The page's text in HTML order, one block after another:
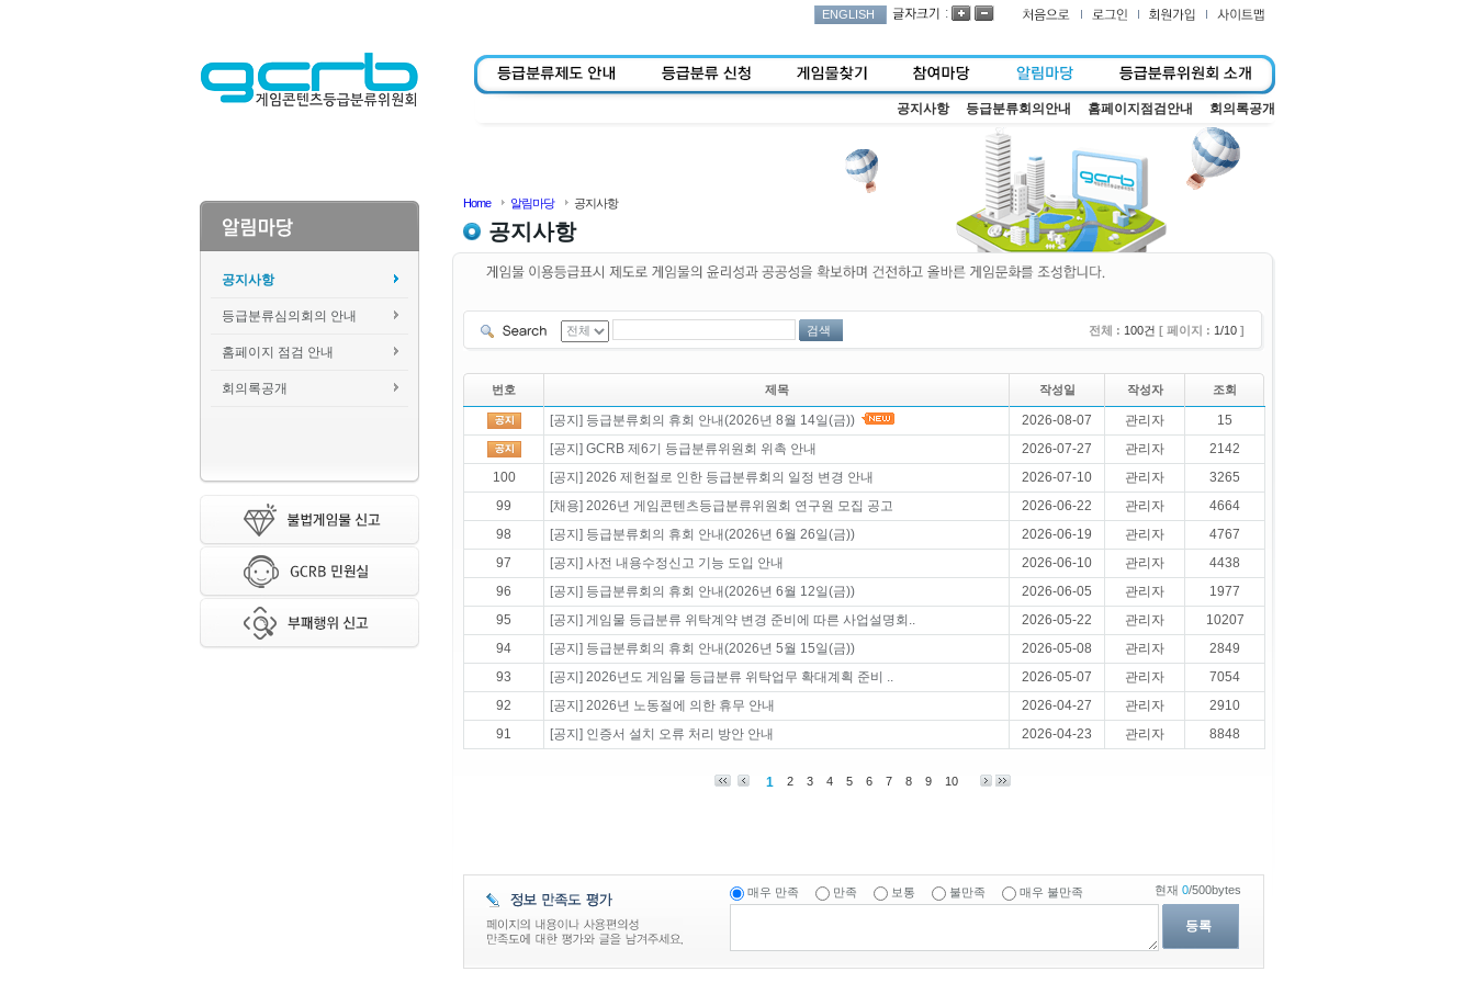
ENGLISH :
공지사항 등급분류회의안내 홈페이지점검안내 회의록공개
공지사항
등급분류심의회의 안내
홈페이지 점검 안내
회의록공개
Home 알림마당 공지사항
공지사항
검색 전체 : 100건 [ 페이지 : 1/10 ]
번호 제목 작성일 작성자 조회
[공지] 등급분류회의 휴회 안내(2026년 8월 14일(금)) 2026-08-07 관리자
15
[공지] GCRB 제6기 등급분류위원회 위촉 안내
2026-07-27 관리자
2142
100
[공지] 2026 제헌절로 인한 등급분류회의 일정 변경 안내 2026-07-10 관리자
3265
99
[채용] 2026년 게임콘텐츠등급분류위원회 연구원 모집 공고 2026-06-22 관리자
4664
98
[공지] 등급분류회의 휴회 안내(2026년 6월 26일(금)) 2026-06-19 관리자
4767
97
[공지] 사전 내용수정신고 기능 도입 안내 2026-06-10 관리자
4438
96
[공지] 등급분류회의 휴회 안내(2026년 6월 12일(금)) 2026-06-05 관리자
1977
95
[공지] 게임물 등급분류 위탁계약 변경 준비에 따른 사업설명회.. 2026-05-22 관리자
10207
94
[공지] 등급분류회의 휴회 안내(2026년 5월 15일(금)) 2026-05-08 관리자
2849
93
[공지] 2026년도 게임물 등급분류 위탁업무 확대계획 준비 .. 2026-05-07 관리자
7054
92
[공지] 2026년 노동절에 의한 휴무 안내 2026-04-27 관리자
2910
91
[공지] 인증서 설치 오류 처리 방안 안내 2026-04-23 관리자 8848
1 2 3 4 5 6 7 8 9 10
매우 만족 만족 보통 불만족 매우 불만족
등록
현재 0/500bytes